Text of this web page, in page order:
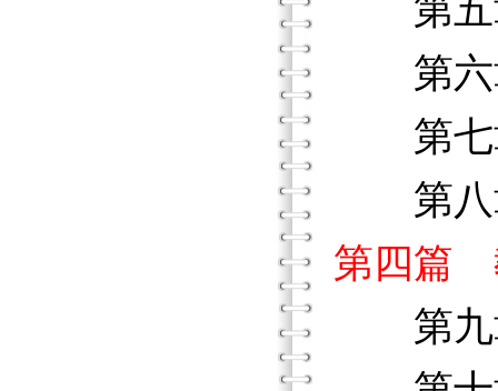
第五
第六
第七
第八
第四篇
第九